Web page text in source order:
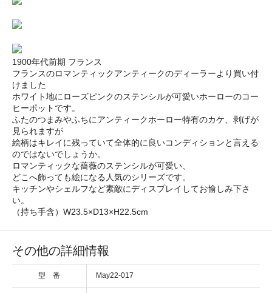
1900年代前期 フランス
フランスのロマンティックアンティークのディーラーより買い付
けました
ホワイト地にローズピンクのステンシルが可愛いホーローのコー
ヒーポットです。
ふたのつまみやふちにアンティークホーロー特有のカケ、剥げが
見られますが
絵柄はキレイに残っていて全体的に良いコンディションと言える
のではないでしょうか。
ロマンティックな薔薇のステンシルが可愛い、
どこへ飾っても絵になる人気のシリーズです。
キッチンやシェルフなど素敵にディスプレイしてお愉しみ下さ
い。
（持ち手含）W23.5×D13×H22.5cm
その他の詳細情報
型 番 May22-017